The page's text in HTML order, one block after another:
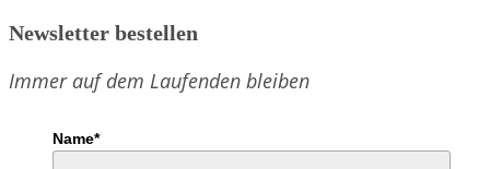
2022
an
Jugendgruppe
Newsletter bestellen
Immer auf dem Laufenden bleiben
Name*